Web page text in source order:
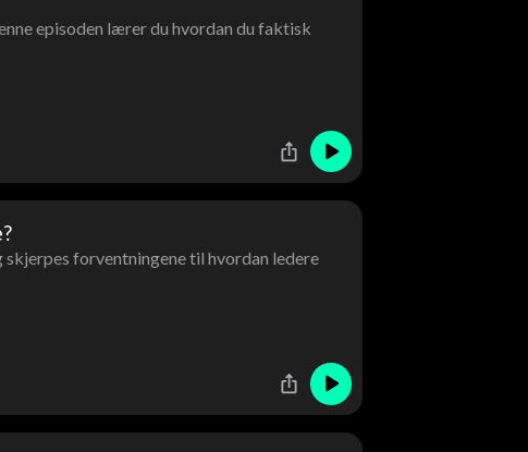
episoden lærer du hvordan du faktisk
forventningene til hvordan ledere